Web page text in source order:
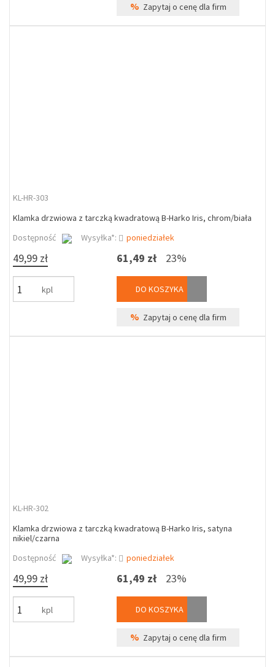
% Zapytaj o cenę dla firm
KL-HR-303
Klamka drzwiowa z tarczką kwadratową B-Harko Iris, chrom/biała
Dostępność
Wysyłka*: poniedziałek
49,99 zł
kpl
61,49 zł 23%
DO KOSZYKA
% Zapytaj o cenę dla firm
KL-HR-302
Klamka drzwiowa z tarczką kwadratową B-Harko Iris, satyna
nikiel/czarna
Dostępność
Wysyłka*: poniedziałek
49,99 zł
kpl
61,49 zł 23%
DO KOSZYKA
% Zapytaj o cenę dla firm